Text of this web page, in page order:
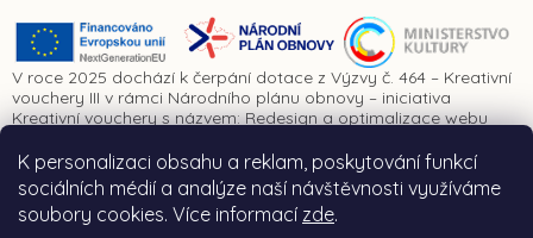
K personalizaci obsahu a reklam, poskytování funkcí
sociálních médií a analýze naší návštěvnosti využíváme
soubory cookies. Více informací zde.
V roce 2025 dochází k čerpání dotace z Výzvy č. 464 – Kreativní
vouchery III v rámci Národního plánu obnovy – iniciativa
Kreativní vouchery s názvem: Redesign a optimalizace webu
spoluúčasti Evropské unie prostřednictvím Národního plánu
obnovy a Ministerstva kultury České republiky.